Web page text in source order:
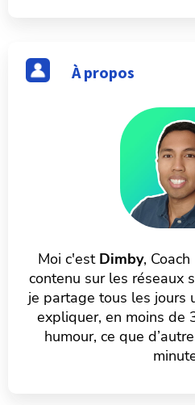
À propos
Moi c'est Dimby,
contenu sur les réseaux
je partage tous les jours
expliquer, en moins de
humour, ce que